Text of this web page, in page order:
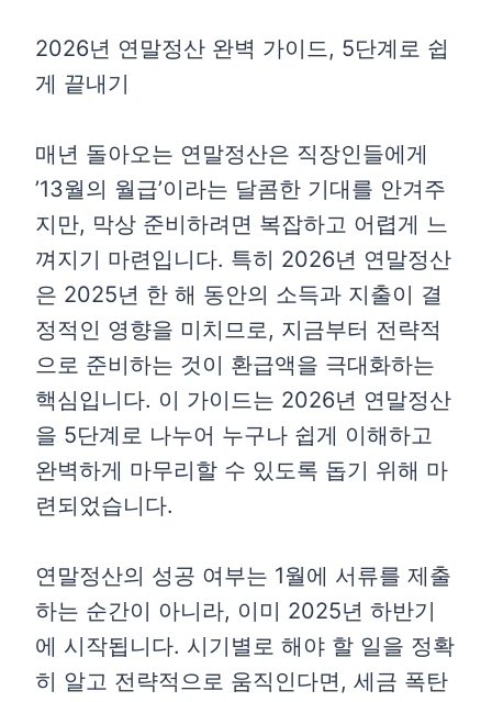
2026년 연말정산 완벽 가이드, 5단계로 쉽
게 끝내기
매년 돌아오는 연말정산은 직장인들에게
’13월의 월급’이라는 달콤한 기대를 안겨주
지만, 막상 준비하려면 복잡하고 어렵게 느
껴지기 마련입니다. 특히 2026년 연말정산
은 2025년 한 해 동안의 소득과 지출이 결
정적인 영향을 미치므로, 지금부터 전략적
으로 준비하는 것이 환급액을 극대화하는
핵심입니다. 이 가이드는 2026년 연말정산
을 5단계로 나누어 누구나 쉽게 이해하고
완벽하게 마무리할 수 있도록 돕기 위해 마
련되었습니다.
연말정산의 성공 여부는 1월에 서류를 제출
하는 순간이 아니라, 이미 2025년 하반기
에 시작됩니다. 시기별로 해야 할 일을 정확
히 알고 전략적으로 움직인다면, 세금 폭탄